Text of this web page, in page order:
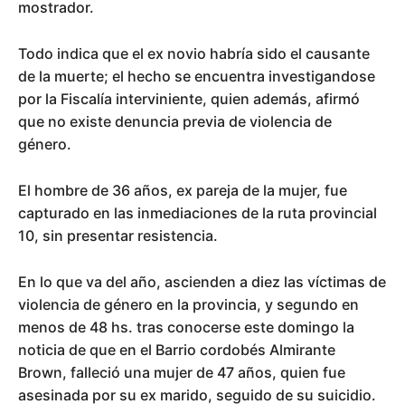
mostrador.
Todo indica que el ex novio habría sido el causante
de la muerte; el hecho se encuentra investigandose
por la Fiscalía interviniente, quien además, afirmó
que no existe denuncia previa de violencia de
género.
El hombre de 36 años, ex pareja de la mujer, fue
capturado en las inmediaciones de la ruta provincial
10, sin presentar resistencia.
En lo que va del año, ascienden a diez las víctimas de
violencia de género en la provincia, y segundo en
menos de 48 hs. tras conocerse este domingo la
noticia de que en el Barrio cordobés Almirante
Brown, falleció una mujer de 47 años, quien fue
asesinada por su ex marido, seguido de su suicidio.